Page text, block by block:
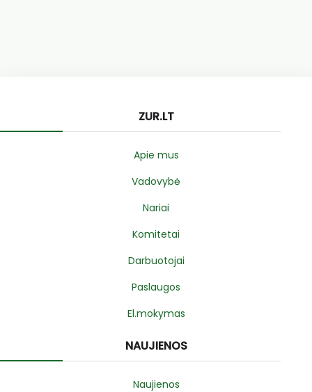
ZUR.LT
Apie mus
Vadovybė
Nariai
Komitetai
Darbuotojai
Paslaugos
El.mokymas
NAUJIENOS
Naujienos